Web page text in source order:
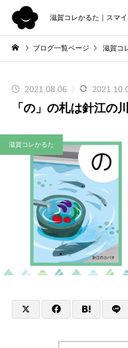
滋賀コレかるた｜スマ
ブログ一覧ページ 滋賀コ
2021.08.06
「の」の札は針江の
滋賀コレかるた